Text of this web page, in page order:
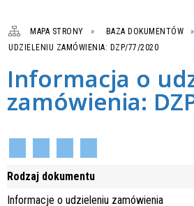
MAPA STRONY BAZA DOKUMENTÓW
UDZIELENIU ZAMÓWIENIA: DZP/77/2020
Informacja o
zamówienia:
Rodzaj dokumentu
Informacje o udzieleniu zamówienia